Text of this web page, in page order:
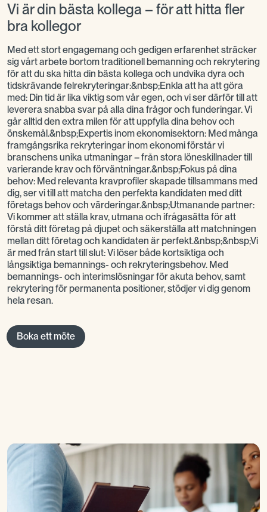
Vi är din bästa kollega – för att hitta fler
bra kollegor
Med ett stort engagemang och gedigen erfarenhet sträcker
sig vårt arbete bortom traditionell bemanning och rekrytering
för att du ska hitta din bästa kollega och undvika dyra och
tidskrävande felrekryteringar:&nbsp;Enkla att ha att göra
med: Din tid är lika viktig som vår egen, och vi ser därför till att
leverera snabba svar på alla dina frågor och funderingar. Vi
går alltid den extra milen för att uppfylla dina behov och
önskemål.&nbsp;Expertis inom ekonomisektorn: Med många
framgångsrika rekryteringar inom ekonomi förstår vi
branschens unika utmaningar – från stora löneskillnader till
varierande krav och förväntningar.&nbsp;Fokus på dina
behov: Med relevanta kravprofiler skapade tillsammans med
dig, ser vi till att matcha den perfekta kandidaten med ditt
företags behov och värderingar.&nbsp;Utmanande partner:
Vi kommer att ställa krav, utmana och ifrågasätta för att
förstå ditt företag på djupet och säkerställa att matchningen
mellan ditt företag och kandidaten är perfekt.&nbsp;&nbsp;Vi
är med från start till slut: Vi löser både kortsiktiga och
långsiktiga bemannings- och rekryteringsbehov. Med
bemannings- och interimslösningar för akuta behov, samt
rekrytering för permanenta positioner, stödjer vi dig genom
hela resan.
Boka ett möte